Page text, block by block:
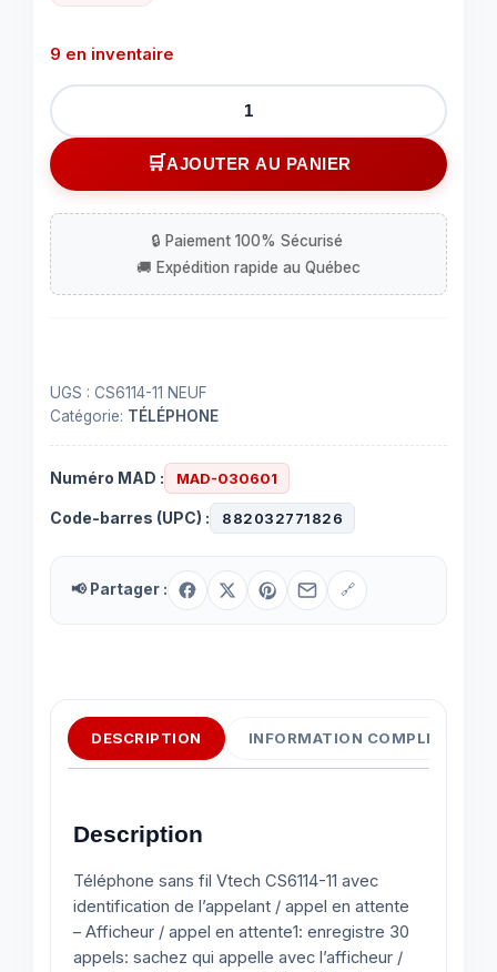
9 en inventaire
quantité
de
téléphone
sans
avec
afficheur
et
VTECH
AJOUTER AU PANIER
UGS : CS6114-11 NEUF
Catégorie: TÉLÉPHONE
Numéro MAD : MAD-030601
Code-barres (UPC) : 882032771826
📢 Partager : 🔗
DESCRIPTION INFORMATION
Description
Téléphone sans fil Vtech CS6114-11 avec
identification de l’appelant / appel en attente
– Afficheur / appel en attente1: enregistre 30
appels: sachez qui appelle avec l’afficheur /